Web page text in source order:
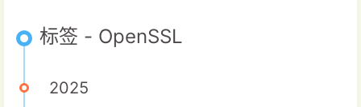
标签 - OpenSSL
2025